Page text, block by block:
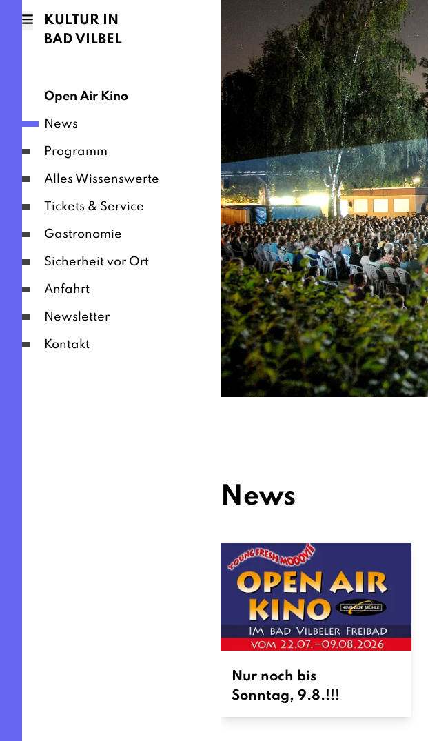
KULTUR IN
BAD VILBEL
Open Air Kino
News
Programm
Alles Wissenswerte
Tickets & Service
Gastronomie
Sicherheit vor Ort
Anfahrt
Newsletter
Kontakt
News
Nur noch bis
Sonntag, 9.8.!!!